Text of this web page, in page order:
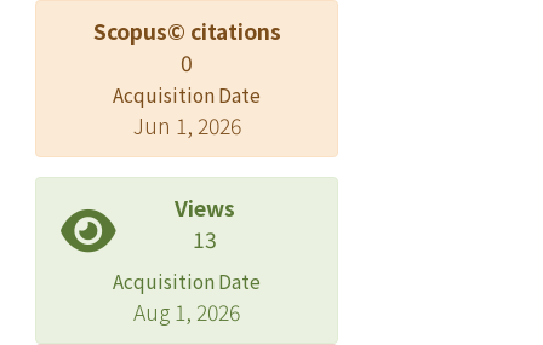
Scopus© citations
0
Acquisition Date
Jun 1, 2026
Views
13
Acquisition Date
Aug 1, 2026